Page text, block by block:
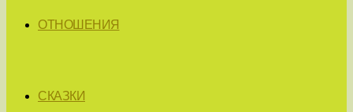
ОТНОШЕНИЯ
СКАЗКИ